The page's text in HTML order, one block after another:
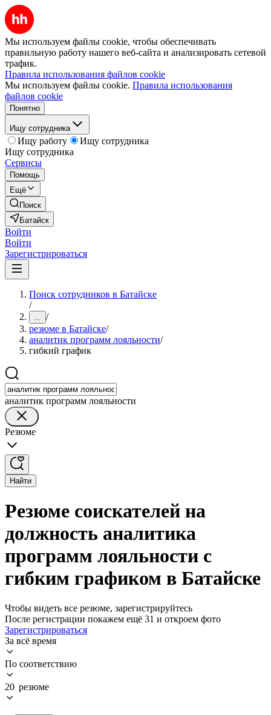
Мы используем файлы cookie, чтобы обеспечивать
правильную работу нашего веб-сайта и анализировать сетевой
трафик.
Правила использования файлов cookie
Мы используем файлы cookie. Правила использования
файлов cookie
Понятно
Ищу сотрудника
Ищу работу
Ищу сотрудника
Ищу сотрудника
Сервисы
Помощь
Ещё
Поиск
Батайск
Войти
Войти
Зарегистрироваться
Поиск сотрудников в Батайске
/
... /
резюме в Батайске/
аналитик программ лояльности/
гибкий график
аналитик программ лояльности
Резюме
Найти
Резюме соискателей на
должность аналитика
программ лояльности с
гибким графиком в Батайске
Чтобы видеть все резюме, зарегистрируйтесь
После регистрации покажем ещё 31 и откроем фото
Зарегистрироваться
За всё время
По соответствию
20 резюме